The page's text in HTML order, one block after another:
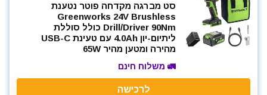
סט מברגה מקדחה פוטר נטענת
Greenworks 24V Brushless
Drill/Driver 90Nm כולל סוללת
ליתיום-יון 4.0Ah עם טעינת USB-C
מהירה ומטען מהיר 65W
🚛 משלוח חינם
לרכישה